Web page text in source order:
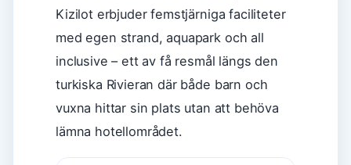
Kizilot erbjuder femstjärniga faciliteter
med egen strand, aquapark och all
inclusive – ett av få resmål längs den
turkiska Rivieran där både barn och
vuxna hittar sin plats utan att behöva
lämna hotellområdet.